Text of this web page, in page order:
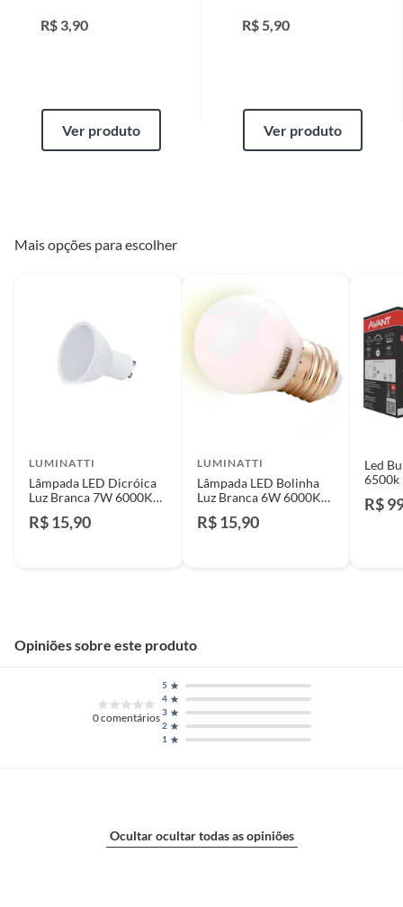
R$ 3,90
Ver produto
Avant
R$5,90
Ver produto
Mais opções para escolher
LUMINATTI
Lâmpada LED Dicróica
Luz Branca 7W 6000K
R$ 15,90
LUMINATTI
Lâmpada LED Bolinha
Luz Branca 6W 6000K
R$ 15,90
Led
6500k
R$
Opiniões sobre este produto
0comentários
1
2
3
4
5
Ocultar ocultar todas as opiniões